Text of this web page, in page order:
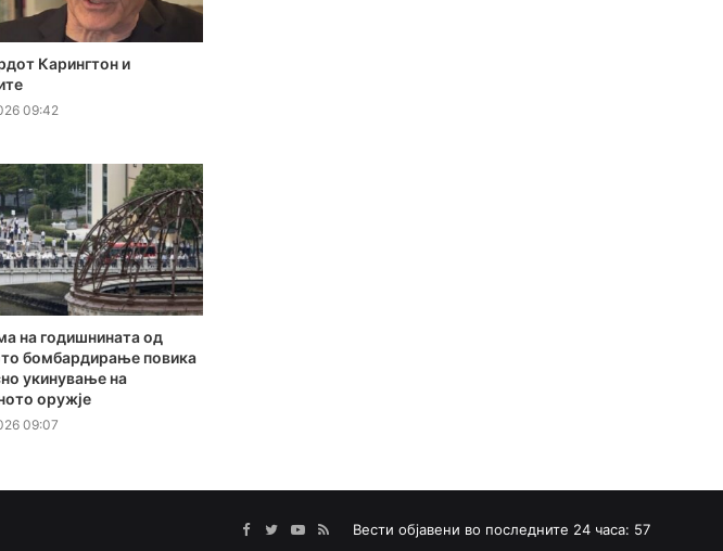
Карингтон и
09:42
на годишнината од
бомбардирање повика
укинување на
оружје
09:07
Вести објавени во последните 24 часа: 57
Facebook
TwitterYouTube
RSS